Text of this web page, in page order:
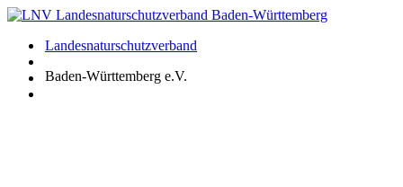
Zum
springenLandesnaturschutzverband
Baden-Württemberg e.V.